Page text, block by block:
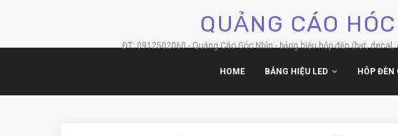
QUẢNG CÁO
ĐT: 0912502060 - Quảng Cáo Góc Nhìn - bảng hiệu hộp đèn (bạt,
HOME BẢNG HIỆU LED HÔP ĐÈN